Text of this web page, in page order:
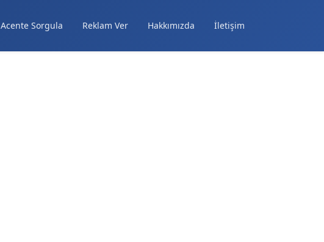
Acente Sorgula Reklam Ver Hakkımızda İletişim